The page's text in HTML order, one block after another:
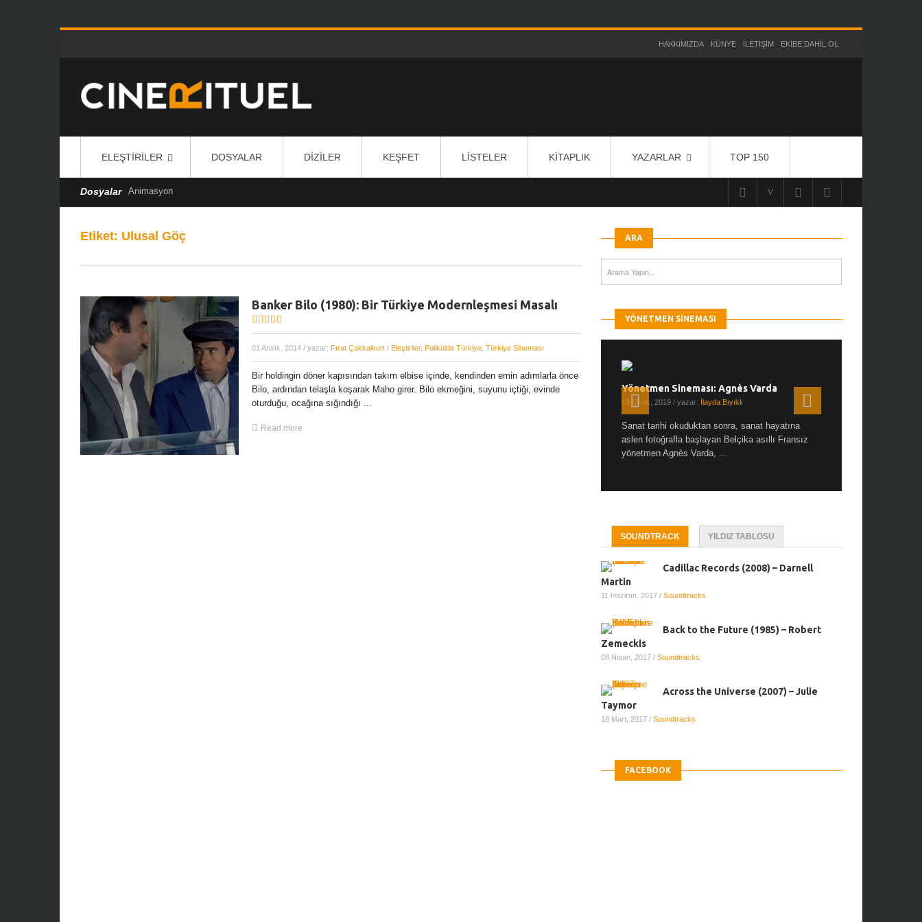
HAKKIMIZDA KÜNYE İLETIŞIM EKIBE DAHIL OL
ELEŞTIRILER DOSYALAR DIZILER KEŞFET LISTELER KITAPLIK YAZARLAR TOP 150
Dosyalar Animasyon
Etiket: Ulusal Göç
Banker Bilo (1980): Bir Türkiye Modernleşmesi Masalı
01 Aralık, 2014 / yazar: Fırat Çakkalkurt/ Eleştiriler, Pelikülde Türkiye, Türkiye Sineması
Bir holdingin döner kapısından takım elbise içinde, kendinden emin adımlarla önce
Bilo, ardından telaşla koşarak Maho girer. Bilo ekmeğini, suyunu içtiği, evinde
oturduğu, ocağına sığındığı ...
Read more
ARA
YÖNETMEN SINEMASI
Yönetmen Sineması: Jane Campion Yönetmen Sineması: Agnès Varda
19 Ocak, 2019 / yazar: İlayda Bıyıklı
Sanat tarihi okuduktan sonra, sanat hayatına
aslen fotoğrafla başlayan Belçika asıllı Fransız
yönetmen Agnès Varda, ...
Yönetmen
SOUNDTRACK YILDIZ TABLOSU
Cadillac Records (2008) – Darnell
Martin
11 Haziran, 2017 / Soundtracks
Back to the Future (1985) – Robert
Zemeckis
08 Nisan, 2017 / Soundtracks
Across the Universe (2007) – Julie
Taymor
18 Mart, 2017 / Soundtracks
FACEBOOK